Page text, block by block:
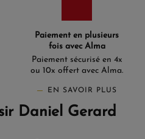
Paiement en plusieurs
fois avec Alma
Paiement sécurisé en 4x
ou 10x offert avec Alma.
EN SAVOIR PLUS
Daniel Gerard